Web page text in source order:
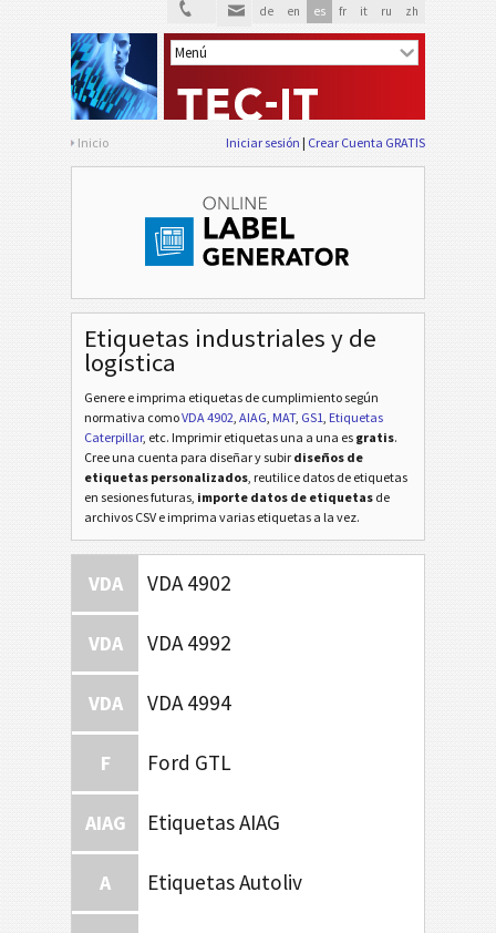
de en es fr it ru zh
Inicio Iniciar sesión Crear Cuenta GRATIS
Etiquetas industriales y de
logística
Genere e imprima etiquetas de cumplimiento según
normativa comoVDA 4902, AIAG, MAT, GS1, Etiquetas
Caterpillar, etc. Imprimir etiquetas una a una es gratis.
Cree una cuenta para diseñar y subir diseños de
etiquetas personalizados, reutilice datos de etiquetas
en sesiones futuras, importe datos de etiquetas de
archivos CSV e imprima varias etiquetas a la vez.
VDA VDA 4902
VDA VDA 4992
VDA VDA 4994
F Ford GTL
AIAG Etiquetas AIAG
A Etiquetas Autoliv